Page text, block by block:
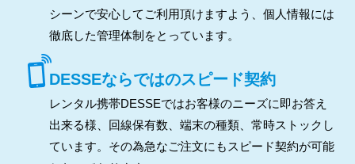
シーンで安心してご利用頂けますよう、個人情報には
徹底した管理体制をとっています。
DESSEならではのスピード契約
レンタル携帯DESSEではお客様のニーズに即お答え
出来る様、回線保有数、端末の種類、常時ストックし
ています。その為急なご注文にもスピード契約が可能